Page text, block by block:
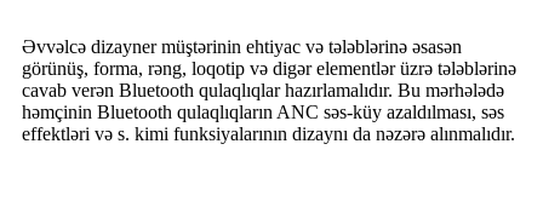
Əvvəlcə dizayner müştərinin ehtiyac və tələblərinə əsasən
görünüş, forma, rəng, loqotip və digər elementlər üzrə tələblərinə
cavab verən Bluetooth qulaqlıqlar hazırlamalıdır. Bu mərhələdə
həmçinin Bluetooth qulaqlıqların ANC səs-küy azaldılması, səs
effektləri və s. kimi funksiyalarının dizaynı da nəzərə alınmalıdır.